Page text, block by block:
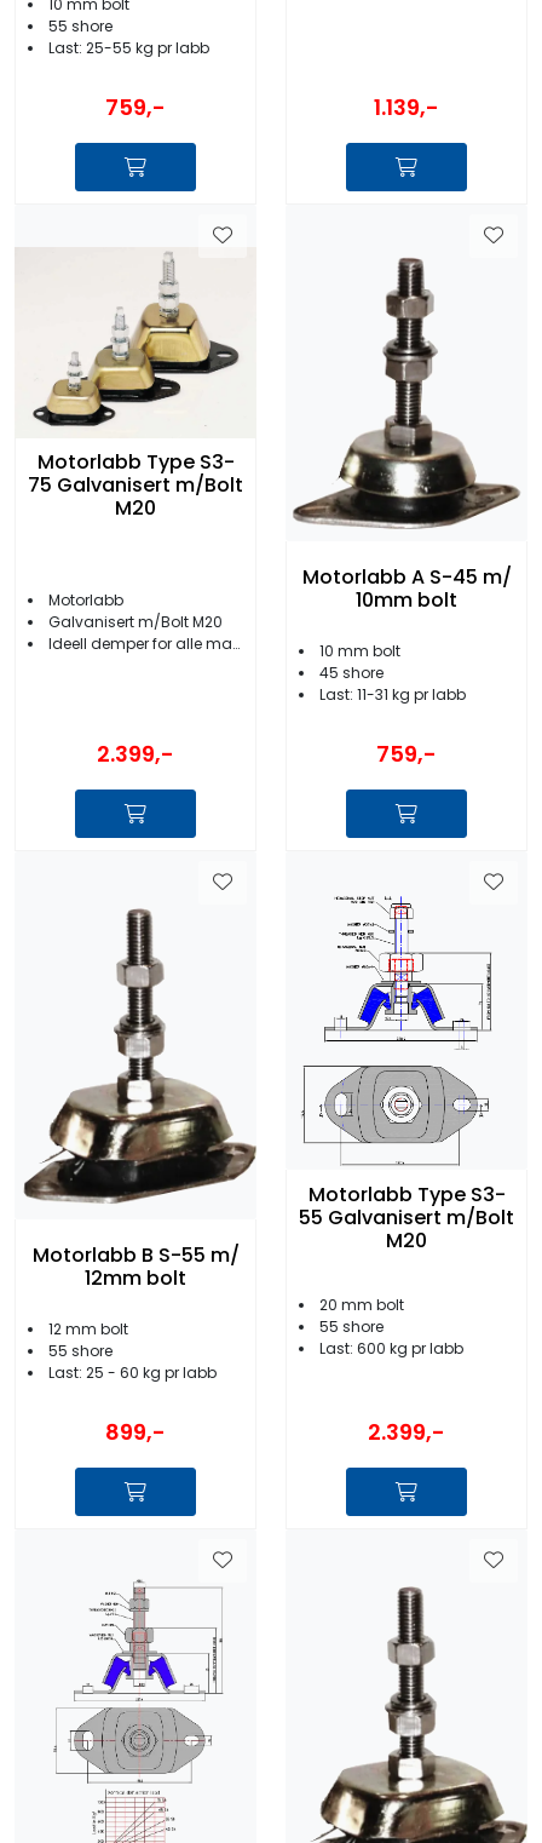
55 shore
Last: 25-55 kg pr labb
759,- 1.139,-
Motorlabb Type S3-
75 Galvanisert m/Bolt
M20
Motorlabb
Galvanisert m/Bolt M20
Ideell demper for alle marinemotorer
2.399,-
Motorlabb A S-45 m/
10mm bolt
10 mm bolt
45 shore
Last: 11-31 kg pr labb
759,-
Motorlabb B S-55 m/
12mm bolt
12 mm bolt
55 shore
Last: 25 - 60 kg pr labb
899,-
Motorlabb Type S3-
55 Galvanisert m/Bolt
M20
20 mm bolt
55 shore
Last: 600 kg pr labb
2.399,-